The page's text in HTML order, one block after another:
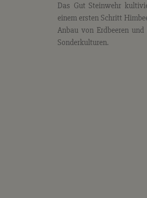
Das Gut Steinwehr
einem ersten Schritt
Anbau von Erdbeeren
Sonderkulturen.